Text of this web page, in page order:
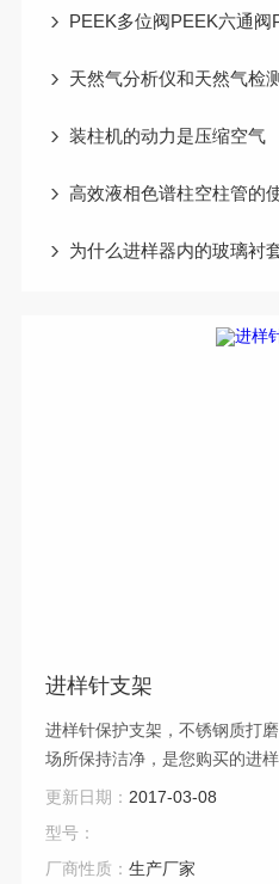
天然气分析仪和天然气检
装柱机的动力是压缩空气
高效液相色谱柱空柱管的
为什么进样器内的玻璃衬
进样针支架
进样针保护支架，不锈钢质打
场所保持洁净，是您购买的进
置，能储存5支700,1700,7000
边距能避免您的进样针与金属
放置或者悬挂在墙上。
更新日期： 2017-03-08
型号：
厂商性质： 生产厂家